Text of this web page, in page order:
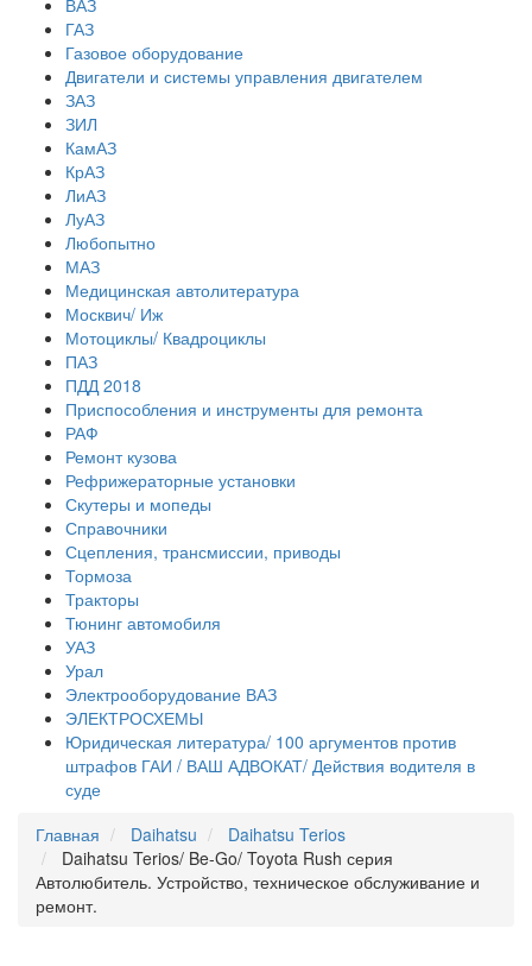
ВАЗ
ГАЗ
Газовое оборудование
Двигатели и системы управления двигателем
ЗАЗ
ЗИЛ
КамАЗ
КрАЗ
ЛиАЗ
ЛуАЗ
Любопытно
МАЗ
Медицинская автолитература
Москвич/ Иж
Мотоциклы/ Квадроциклы
ПАЗ
ПДД 2018
Приспособления и инструменты для ремонта
РАФ
Ремонт кузова
Рефрижераторные установки
Скутеры и мопеды
Справочники
Сцепления, трансмиссии, приводы
Тормоза
Тракторы
Тюнинг автомобиля
УАЗ
Урал
Электрооборудование ВАЗ
ЭЛЕКТРОСХЕМЫ
Юридическая литература/ 100 аргументов против
штрафов ГАИ / ВАШ АДВОКАТ/ Действия водителя в
суде
Главная
Daihatsu
Daihatsu Terios
Daihatsu Terios/ Be-Go/ Toyota Rush серия
Автолюбитель. Устройство, техническое обслуживание и
ремонт.